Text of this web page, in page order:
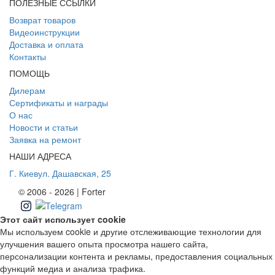
ПОЛЕЗНЫЕ ССЫЛКИ
Возврат товаров
Видеоинструкции
Доставка и оплата
Контакты
ПОМОЩЬ
Дилерам
Сертификаты и награды
О нас
Новости и статьи
Заявка на ремонт
НАШИ АДРЕСА
Г. Киевул. Дашавская, 25
© 2006 - 2026 | Forter
Этот сайт использует cookie
Мы используем cookie и другие отслеживающие технологии для
улучшения вашего опыта просмотра нашего сайта,
персонализации контента и рекламы, предоставления социальных
функций медиа и анализа трафика.